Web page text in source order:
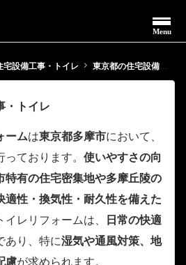
Menu
宅設備工事・トイレ 東京都の住宅設備工事・トイレ
・トイレ
ームは東京都多摩市において、
っております。 使いやすさの向
特有の住宅密集地や多摩丘陵の
適性・換気性・耐久性を備えた
レリフォームは、
日常の快適
あり、特に湿気や通風対策、地
慮が求められます。